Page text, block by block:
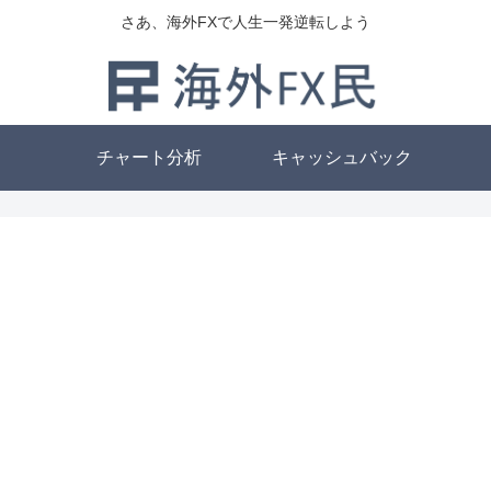
さあ、海外FXで人生一発逆転しよう
チャート分析 キャッシュバック